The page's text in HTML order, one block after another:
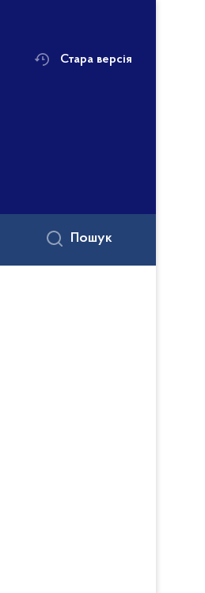
Стара версія
Пошук